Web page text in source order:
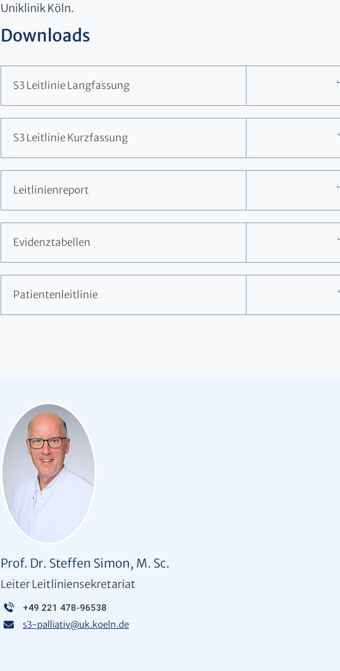
Uniklinik Köln.
Downloads
S3 Leitlinie Langfassung
S3 Leitlinie Kurzfassung
Leitlinienreport
Evidenztabellen
Patientenleitlinie
Prof. Dr. Steffen Simon, M. Sc.
Leiter Leitliniensekretariat
+49 221 478-96538
s3-palliativ@uk.koeln.de